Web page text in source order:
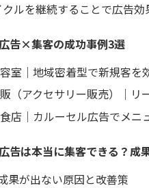
クルを継続することで広告
告×集客の成功事例3選
室｜地域密着型で新規客を
（アクセサリー販売）｜リ
店｜カルーセル広告でメニ
は本当に集客できる？成
果が出ない原因と改善策